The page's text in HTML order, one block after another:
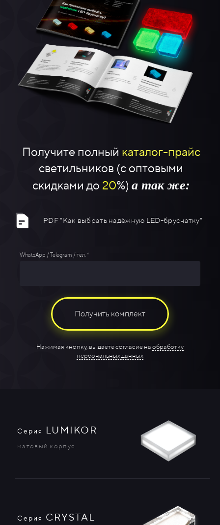
Получите полный каталог-прайс
светильников (с оптовыми
скидками до 20%) а так же:
PDF "Как выбрать надёжную LED-брусчатку"
WhatsApp / Telegram / тел. *
Получить комплект
Нажимая кнопку, вы даете согласие на обработку
персональных данных
Серия LUMIKOR
матовый корпус
Серия CRYSTAL